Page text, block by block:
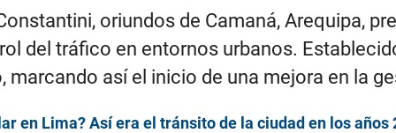
oriundos de Camaná, Arequipa,
del tráfico en entornos urbanos.
así el inicio de una mejora en la
en Lima? Así era el tránsito de la ciudad en los años